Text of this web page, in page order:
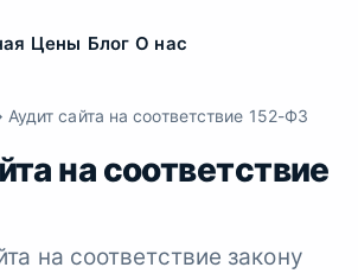
Цены Блог О нас
Аудит сайта на соответствие 152-ФЗ
на соответствие
на соответствие закону